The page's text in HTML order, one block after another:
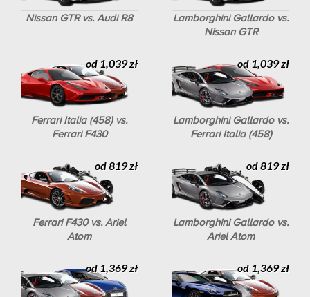
Nissan GTR vs. Audi R8
Lamborghini Gallardo vs.
Nissan GTR
Ferrari Italia (458) vs.
Ferrari F430
od 1,039 zł
Lamborghini Gallardo vs.
Ferrari Italia (458)
od 1,039 zł
Ferrari F430 vs. Ariel
Atom
od 819 zł
Lamborghini Gallardo vs.
Ariel Atom
od 819 zł
od 1,369 zł od 1,369 zł